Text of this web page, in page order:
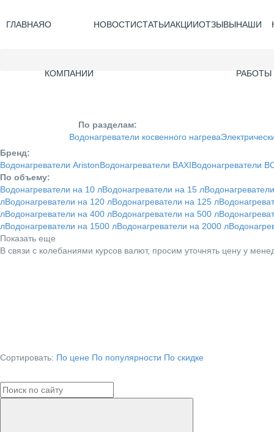
ГЛАВНАЯО
КОМПАНИИ
НОВОСТИСТАТЬИАКЦИИОТЗЫВЫНАШИ
РАБОТЫ
По разделам:
Водонагреватели косвенного нагрева
Бренд:
Водонагреватели AristonВодонагреватели BAXIВодонагреватели
По объему:
Водонагреватели на 10 лВодонагреватели на 15 л
лВодонагреватели на 120 лВодонагреватели на 125 л
лВодонагреватели на 400 лВодонагреватели на 500 л
лВодонагреватели на 1500 лВодонагреватели на 2000 л
Показать еще
В связи с колебаниями курсов валют, просим уточнять цену у
Сортировать: По цене По популярности По скидке